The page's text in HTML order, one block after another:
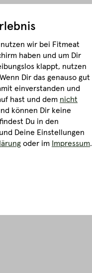
nutzen wir bei Fitmeat
haben und um Dir
klappt, nutzen
Wenn Dir das genauso gut
einverstanden und
hast und dem nicht
können Dir keine
Du in den
Deine Einstellungen
oder im Impressum.